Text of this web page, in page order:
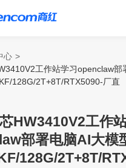
心 >
工作站学习openclaw部
128G/2T+8T/RTX5090-厂直
HW3410V2工作
部署电脑AI大模
128G/2T+8T/